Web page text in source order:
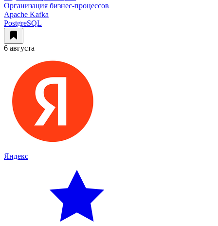
Организация бизнес-процессов
Apache Kafka
PostgreSQL
6 августа
Яндекс